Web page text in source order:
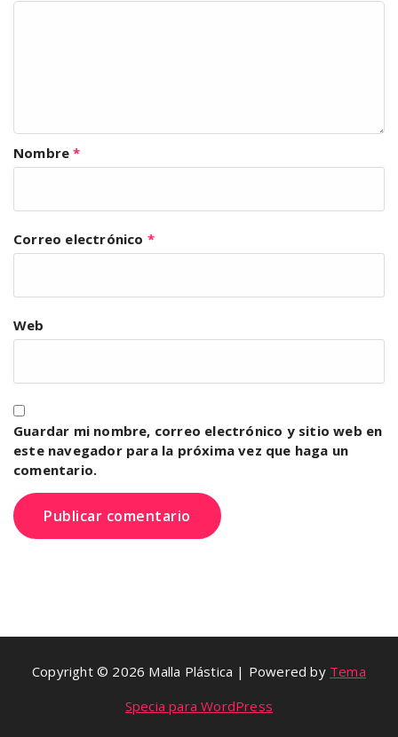
Nombre*
Correo electrónico *
Web
Guardar mi nombre, correo electrónico y sitio web en
este navegador para la próxima vez que haga un
comentario.
Copyright © 2026 Malla Plástica | Powered by Tema
Specia para WordPress